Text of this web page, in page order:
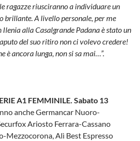
ragazze riusciranno a individuare un
brillante. A livello personale, per me
alla Casalgrande Padana è stato un
del suo ritiro non ci volevo credere!
è ancora lunga, non si sa mai…”.
A1 FEMMINILE. Sabato 13
anche Germancar Nuoro-
Ariosto Ferrara-Cassano
Mezzocorona, Alì Best Espresso